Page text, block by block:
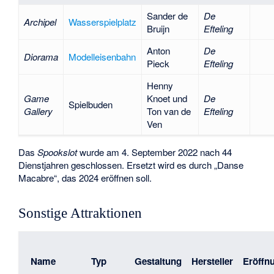
Archipel Wasserspielplatz
Sander de
Bruijn
De
Efteling
Diorama Modelleisenbahn
Anton
Pieck
De
Efteling
Game
Gallery
Spielbuden
Henny
Knoet und
Ton van de
Ven
De
Efteling
DasSpookslotwurde am 4. September 2022 nach 44
Dienstjahren geschlossen. Ersetzt wird es durch „Danse
Macabre“, das 2024 eröffnen soll.
Sonstige Attraktionen
Name Typ Gestaltung Hersteller